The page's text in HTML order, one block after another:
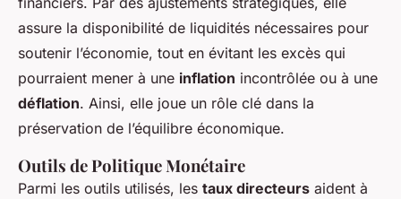
assure la disponibilité de liquidités nécessaires pour
soutenir l’économie, tout en évitant les excès qui
pourraient mener à une inflation incontrôlée ou à une
déflation. Ainsi, elle joue un rôle clé dans la
préservation de l’équilibre économique.
Outils de Politique Monétaire
Parmi les outils utilisés, les taux directeurs aident à